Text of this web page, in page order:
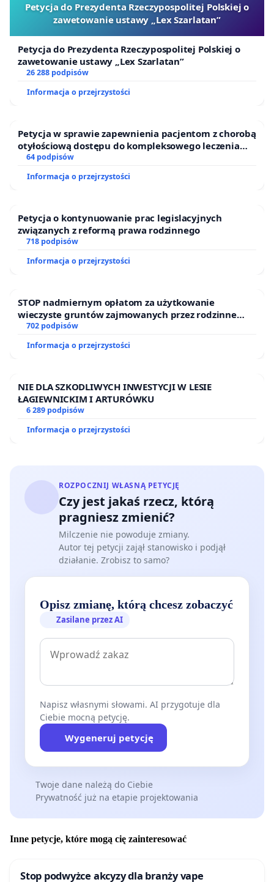
Petycja do Prezydenta Rzeczypospolitej Polskiej o
zawetowanie ustawy „Lex Szarlatan”
Petycja do Prezydenta Rzeczypospolitej Polskiej o
zawetowanie ustawy „Lex Szarlatan”
26 288 podpisów
Informacja o przejrzystości
Petycja w sprawie zapewnienia pacjentom z chorobą
otyłościową dostępu do kompleksowego leczenia
oraz programów profilaktycznych.
64 podpisów
Informacja o przejrzystości
Petycja o kontynuowanie prac legislacyjnych
związanych z reformą prawa rodzinnego
718 podpisów
Informacja o przejrzystości
STOP nadmiernym opłatom za użytkowanie
wieczyste gruntów zajmowanych przez rodzinne
ogrody działkowe.
702 podpisów
Informacja o przejrzystości
NIE DLA SZKODLIWYCH INWESTYCJI W LESIE
ŁAGIEWNICKIM I ARTURÓWKU
6 289 podpisów
Informacja o przejrzystości
ROZPOCZNIJ WŁASNĄ PETYCJĘ
Czy jest jakaś rzecz, którą
pragniesz zmienić?
Milczenie nie powoduje zmiany.
Autor tej petycji zajął stanowisko i podjął
działanie. Zrobisz to samo?
Opisz zmianę, którą chcesz zobaczyć
Zasilane przez AI
Napisz własnymi słowami. AI przygotuje dla
Ciebie mocną petycję.
Wygeneruj petycję
Twoje dane należą do Ciebie
Prywatność już na etapie projektowania
Inne petycje, które mogą cię zainteresować
Stop podwyżce akcyzy dla branży vape